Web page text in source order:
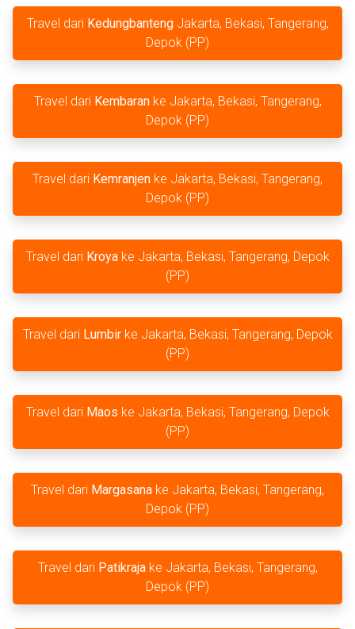
Travel dari KedungbantengJakarta, Bekasi, Tangerang,
Depok (PP)
Travel dari Kembaranke Jakarta, Bekasi, Tangerang,
Depok (PP)
Travel dari Kemranjen ke Jakarta, Bekasi, Tangerang,
Depok (PP)
Travel dari Kroyake Jakarta, Bekasi, Tangerang, Depok
(PP)
Travel dari Lumbirke Jakarta, Bekasi, Tangerang, Depok
(PP)
Travel dari Maos ke Jakarta, Bekasi, Tangerang, Depok
(PP)
Travel dari Margasana ke Jakarta, Bekasi, Tangerang,
Depok (PP)
Travel dari Patikrajake Jakarta, Bekasi, Tangerang,
Depok (PP)